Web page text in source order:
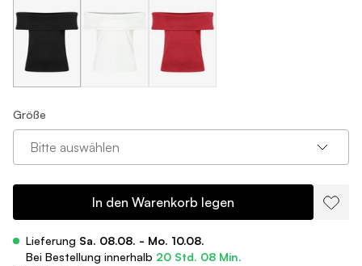
Größe
Bitte auswählen
In den Warenkorb legen
Lieferung Sa. 08.08. - Mo. 10.08.
Bei Bestellung innerhalb 20 Std. 08 Min.